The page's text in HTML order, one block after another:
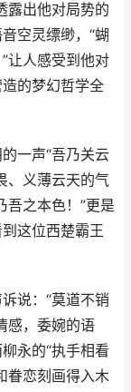
露出他对局势的
空灵缥缈，“蝴
让人感受到他对
的梦幻哲学全
一声“吾乃关云
、义薄云天的气
吾之本色！”更是
这位西楚霸王
说：“莫道不销
感，委婉的语
永的“执手相看
眷恋刻画得入木